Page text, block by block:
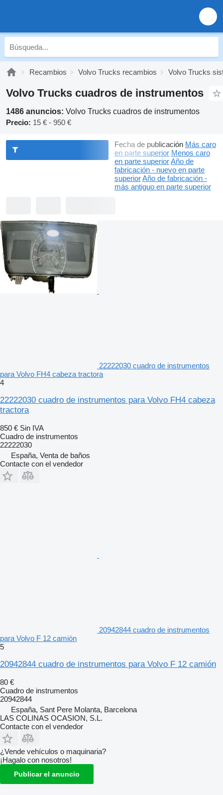
Recambios Volvo Trucks recambios Volvo Trucks
Volvo Trucks cuadros de instrumentos
1486 anuncios: Volvo Trucks cuadros de instrumentos
Precio: 15 € - 950 €
Fecha de publicación Más caro
en parte superior Menos caro
en parte superiorAño de
fabricación - nuevo en parte
superiorAño de fabricación -
más antiguo en parte superior
22222030 cuadro de instrumentos
para Volvo FH4 cabeza tractora
4
22222030 cuadro de instrumentos para Volvo FH4 cabeza
tractora
850 € Sin IVA
Cuadro de instrumentos
22222030
España, Venta de baños
Contacte con el vendedor
20942844 cuadro de instrumentos
para Volvo F 12 camión
5
20942844 cuadro de instrumentos para Volvo F 12 camión
80 €
Cuadro de instrumentos
20942844
España, Sant Pere Molanta, Barcelona
LAS COLINAS OCASION, S.L.
Contacte con el vendedor
¿Vende vehículos o maquinaria?
¡Hagalo con nosotros!
Publicar el anuncio